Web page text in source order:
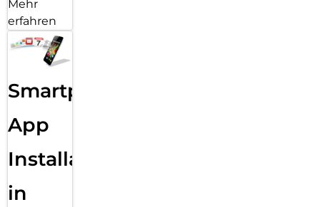
Mehr
erfahren
Smartphone
App
Installation
in